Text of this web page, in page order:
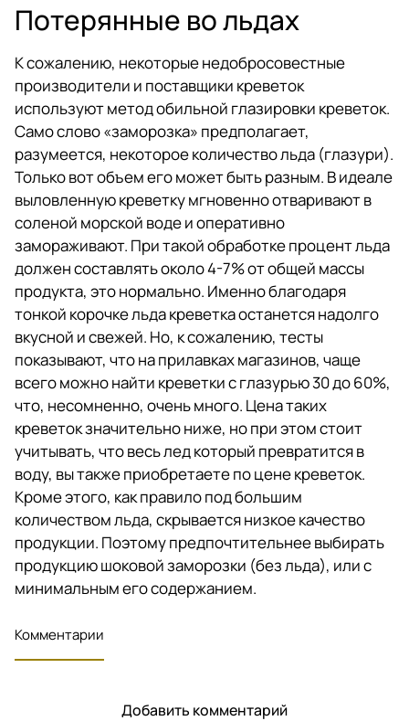
Потерянные во льдах
К сожалению, некоторые недобросовестные
производители и поставщики креветок
используют метод обильной глазировки креветок.
Само слово «заморозка» предполагает,
разумеется, некоторое количество льда (глазури).
Только вот объем его может быть разным. В идеале
выловленную креветку мгновенно отваривают в
соленой морской воде и оперативно
замораживают. При такой обработке процент льда
должен составлять около 4-7% от общей массы
продукта, это нормально. Именно благодаря
тонкой корочке льда креветка останется надолго
вкусной и свежей. Но, к сожалению, тесты
показывают, что на прилавках магазинов, чаще
всего можно найти креветки с глазурью 30 до 60%,
что, несомненно, очень много. Цена таких
креветок значительно ниже, но при этом стоит
учитывать, что весь лед который превратится в
воду, вы также приобретаете по цене креветок.
Кроме этого, как правило под большим
количеством льда, скрывается низкое качество
продукции. Поэтому предпочтительнее выбирать
продукцию шоковой заморозки (без льда), или с
минимальным его содержанием.
Комментарии
Добавить комментарий